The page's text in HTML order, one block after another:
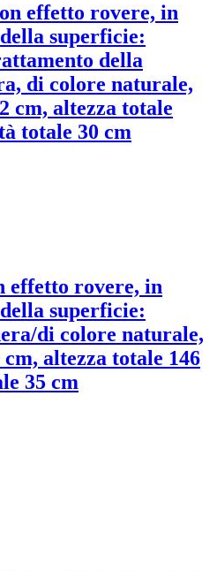
effetto rovere, in
superficie:
della
di colore naturale,
cm, altezza totale
totale 30 cm
effetto rovere, in
superficie:
di colore naturale,
altezza totale 146
35 cm